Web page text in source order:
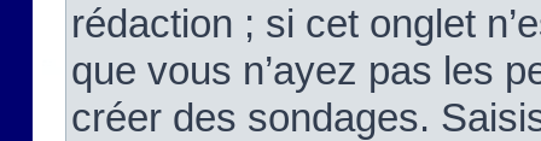
rédaction ; si cet onglet
que vous n’ayez pas les
créer des sondages.